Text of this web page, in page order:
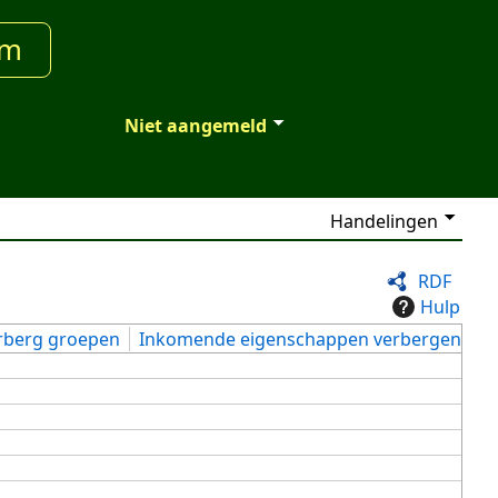
Niet aangemeld
Handelingen
RDF
Hulp
groepen
Inkomende eigenschappen verbergen